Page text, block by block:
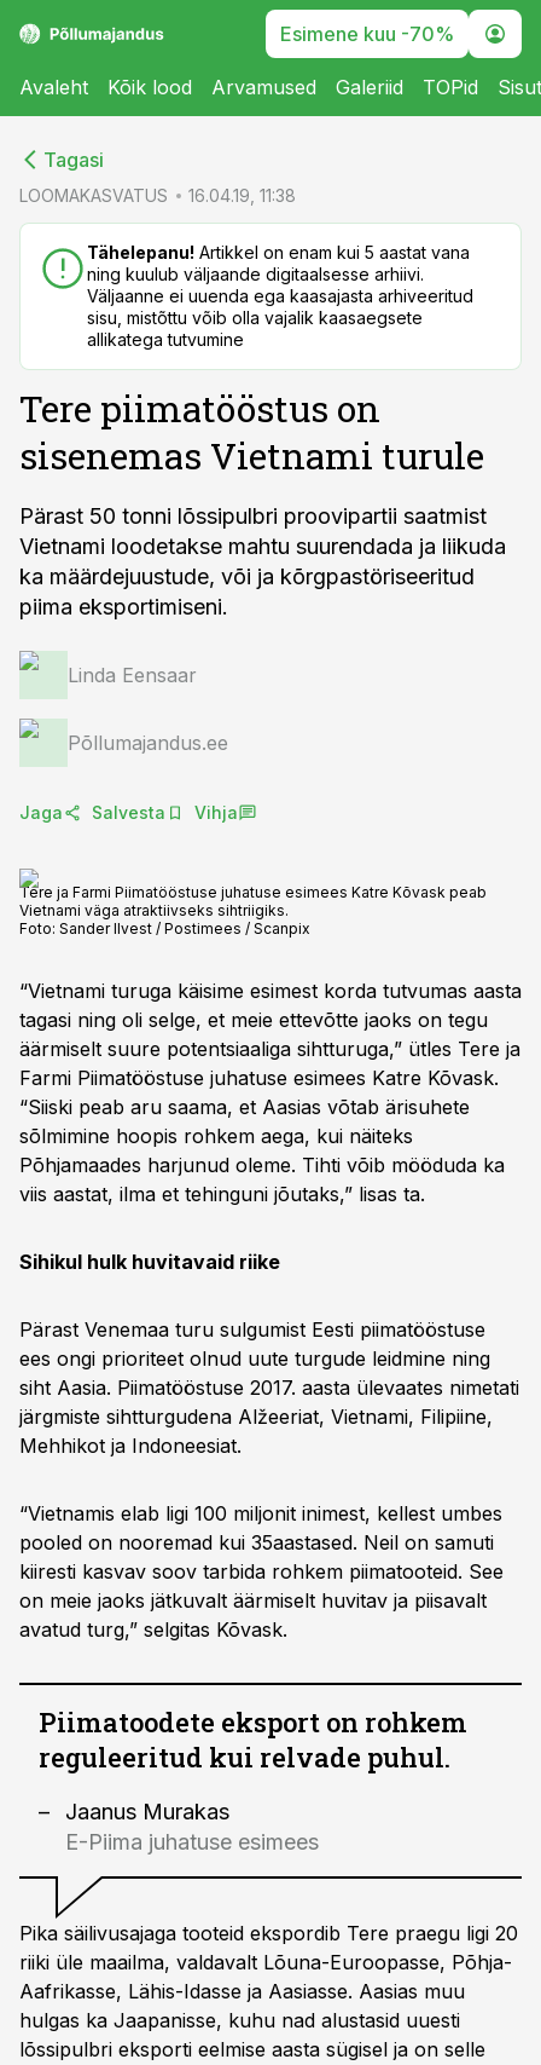
Esimene kuu -70%
Avaleht Kõik lood Arvamused Galeriid TOPid
Tagasi
LOOMAKASVATUS 16.04.19, 11:38
Tähelepanu! Artikkel on enam kui 5 aastat vana
ning kuulub väljaande digitaalsesse arhiivi.
Väljaanne ei uuenda ega kaasajasta arhiveeritud
sisu, mistõttu võib olla vajalik kaasaegsete
allikatega tutvumine
Tere piimatööstus on
sisenemas Vietnami turule
Pärast 50 tonni lõssipulbri proovipartii saatmist
Vietnami loodetakse mahtu suurendada ja liikuda
ka määrdejuustude, või ja kõrgpastöriseeritud
piima eksportimiseni.
Linda Eensaar
Põllumajandus.ee
Jaga Salvesta Vihja
Tere ja Farmi Piimatööstuse juhatuse esimees Katre Kõvask peab
Vietnami väga atraktiivseks sihtriigiks.
Foto: Sander Ilvest / Postimees / Scanpix
“Vietnami turuga käisime esimest korda tutvumas aasta
tagasi ning oli selge, et meie ettevõtte jaoks on tegu
äärmiselt suure potentsiaaliga sihtturuga,” ütles Tere ja
Farmi Piimatööstuse juhatuse esimees Katre Kõvask.
“Siiski peab aru saama, et Aasias võtab ärisuhete
sõlmimine hoopis rohkem aega, kui näiteks
Põhjamaades harjunud oleme. Tihti võib mööduda ka
viis aastat, ilma et tehinguni jõutaks,” lisas ta.
Sihikul hulk huvitavaid riike
Pärast Venemaa turu sulgumist Eesti piimatööstuse
ees ongi prioriteet olnud uute turgude leidmine ning
siht Aasia. Piimatööstuse 2017. aasta ülevaates nimetati
järgmiste sihtturgudena Alžeeriat, Vietnami, Filipiine,
Mehhikot ja Indoneesiat.
“Vietnamis elab ligi 100 miljonit inimest, kellest umbes
pooled on nooremad kui 35aastased. Neil on samuti
kiiresti kasvav soov tarbida rohkem piimatooteid. See
on meie jaoks jätkuvalt äärmiselt huvitav ja piisavalt
avatud turg,” selgitas Kõvask.
Piimatoodete eksport on rohkem
reguleeritud kui relvade puhul.
Jaanus Murakas
E-Piima juhatuse esimees
Pika säilivusajaga tooteid ekspordib Tere praegu ligi 20
riiki üle maailma, valdavalt Lõuna-Euroopasse, Põhja-
Aafrikasse, Lähis-Idasse ja Aasiasse. Aasias muu
hulgas ka Jaapanisse, kuhu nad alustasid uuesti
lõssipulbri eksporti eelmise aasta sügisel ja on selle